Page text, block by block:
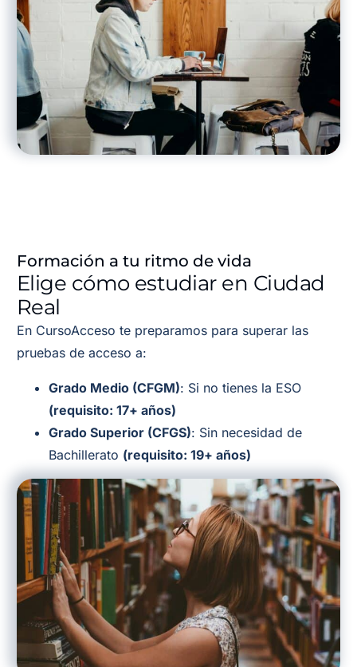
Formación a tu ritmo de vida
Elige cómo estudiar en Ciudad
Real
En CursoAcceso te preparamos para superar las
pruebas de acceso a:
Grado Medio (CFGM): Si no tienes la ESO
(requisito: 17+ años)
Grado Superior (CFGS): Sin necesidad de
Bachillerato (requisito: 19+ años)